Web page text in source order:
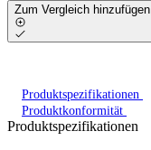
Zum Vergleich hinzufügen
Produktspezifikationen
Produktkonformität
Produktspezifikationen